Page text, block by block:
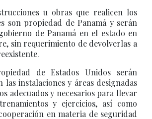
u obras que realicen los
son propiedad de Panamá y serán
de Panamá en el estado en
sin requerimiento de devolverlas a
de Estados Unidos serán
las instalaciones y áreas designadas
adecuados y necesarios para llevar
y ejercicios, así como
en materia de seguridad